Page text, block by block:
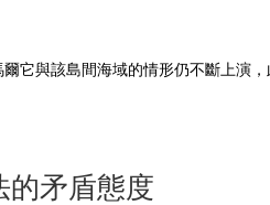
它與該島間海域的情形仍不斷上演
的矛盾態度